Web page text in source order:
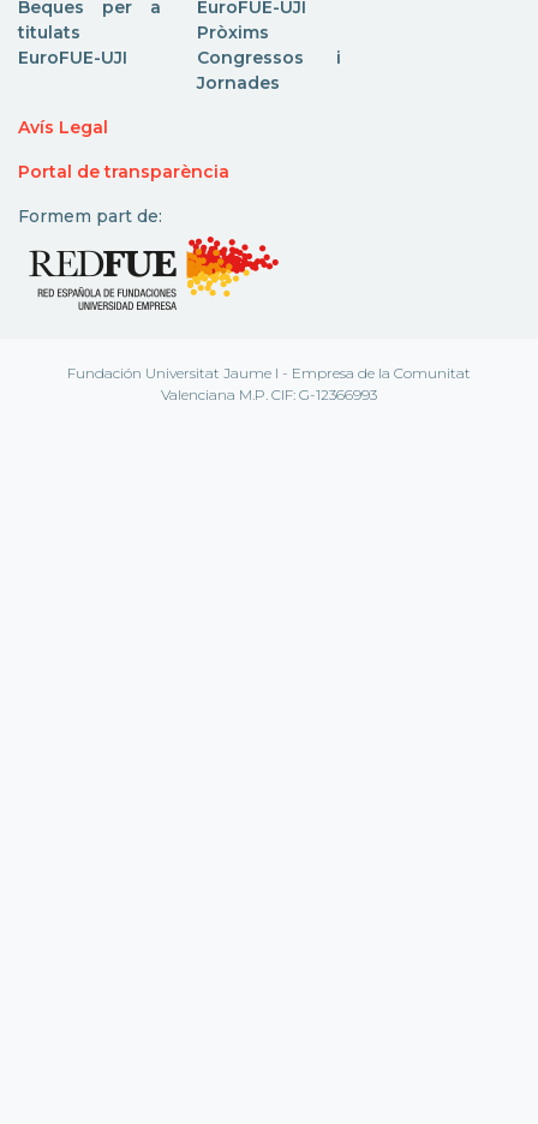
Beques per a
titulats
EuroFUE-UJI
EuroFUE-UJI
Pròxims
Congressos i
Jornades
Avís Legal
Portal de transparència
Formem part de:
Fundación Universitat Jaume I - Empresa de la Comunitat
Valenciana M.P. CIF: G-12366993